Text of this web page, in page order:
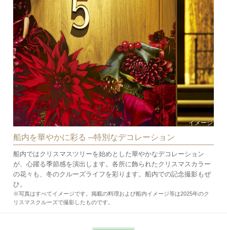
イメージ
船内を華やかに彩る ─特別なデコレーション
船内ではクリスマスツリーを始めとした華やかなデコレーション
が、心躍る季節感を演出します。各所に飾られたクリスマスカラー
の花々も、冬のクルーズライフを彩ります。船内での記念撮影もぜ
ひ。
※写真はすべてイメージです。掲載の料理および船内イメージ等は2025年のク
リスマスクルーズで撮影したものです。